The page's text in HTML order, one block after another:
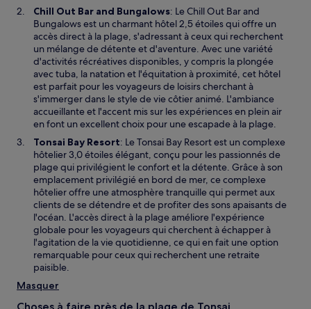
Chill Out Bar and Bungalows: Le Chill Out Bar and
Bungalows est un charmant hôtel 2,5 étoiles qui offre un
accès direct à la plage, s'adressant à ceux qui recherchent
un mélange de détente et d'aventure. Avec une variété
d'activités récréatives disponibles, y compris la plongée
avec tuba, la natation et l'équitation à proximité, cet hôtel
est parfait pour les voyageurs de loisirs cherchant à
s'immerger dans le style de vie côtier animé. L'ambiance
accueillante et l'accent mis sur les expériences en plein air
en font un excellent choix pour une escapade à la plage.
Tonsai Bay Resort: Le Tonsai Bay Resort est un complexe
hôtelier 3,0 étoiles élégant, conçu pour les passionnés de
plage qui privilégient le confort et la détente. Grâce à son
emplacement privilégié en bord de mer, ce complexe
hôtelier offre une atmosphère tranquille qui permet aux
clients de se détendre et de profiter des sons apaisants de
l'océan. L'accès direct à la plage améliore l'expérience
globale pour les voyageurs qui cherchent à échapper à
l'agitation de la vie quotidienne, ce qui en fait une option
remarquable pour ceux qui recherchent une retraite
paisible.
Masquer